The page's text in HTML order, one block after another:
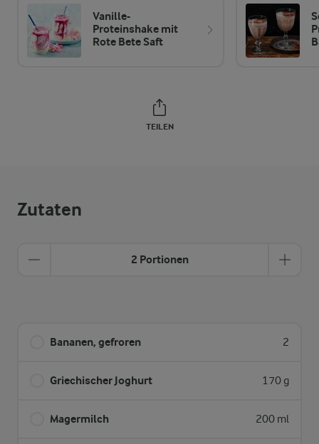
Vanille-
Proteinshake mit
Rote Bete Saft
TEILEN
Zutaten
2 Portionen
Bananen, gefroren 2
Griechischer Joghurt 170 g
Magermilch 200 ml